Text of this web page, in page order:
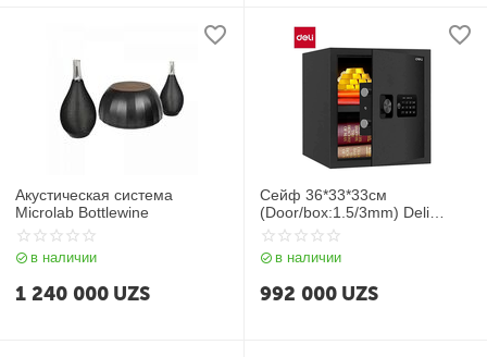
Акустическая система
Microlab Bottlewine
в наличии
1 240 000 UZS
Сейф 36*33*33см
(Door/box:1.5/3mm) Deli
ET533
в наличии
992 000 UZS